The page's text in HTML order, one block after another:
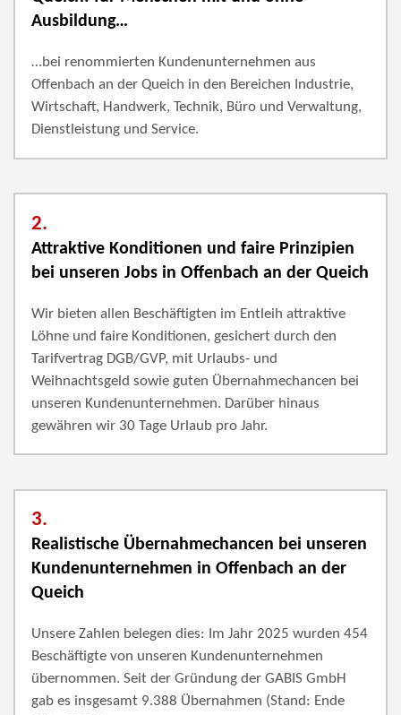
Ausbildung…
…bei renommierten Kundenunternehmen aus
Offenbach an der Queich in den Bereichen Industrie,
Wirtschaft, Handwerk, Technik, Büro und Verwaltung,
Dienstleistung und Service.
2.
Attraktive Konditionen und faire Prinzipien
bei unseren Jobs in Offenbach an der Queich
Wir bieten allen Beschäftigten im Entleih attraktive
Löhne und faire Konditionen, gesichert durch den
Tarifvertrag DGB/GVP, mit Urlaubs- und
Weihnachtsgeld sowie guten Übernahmechancen bei
unseren Kundenunternehmen. Darüber hinaus
gewähren wir 30 Tage Urlaub pro Jahr.
3.
Realistische Übernahmechancen bei unseren
Kundenunternehmen in Offenbach an der
Queich
Unsere Zahlen belegen dies: Im Jahr 2025 wurden 454
Beschäftigte von unseren Kundenunternehmen
übernommen. Seit der Gründung der GABIS GmbH
gab es insgesamt 9.388 Übernahmen (Stand: Ende